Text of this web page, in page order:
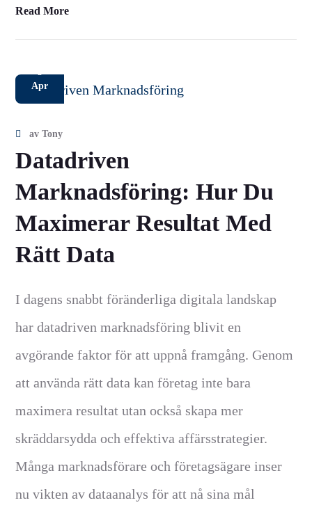
Read More
5
Apr
avTony
Datadriven
Marknadsföring: Hur Du
Maximerar Resultat Med
Rätt Data
I dagens snabbt föränderliga digitala landskap
har datadriven marknadsföring blivit en
avgörande faktor för att uppnå framgång. Genom
att använda rätt data kan företag inte bara
maximera resultat utan också skapa mer
skräddarsydda och effektiva affärsstrategier.
Många marknadsförare och företagsägare inser
nu vikten av dataanalys för att nå sina mål